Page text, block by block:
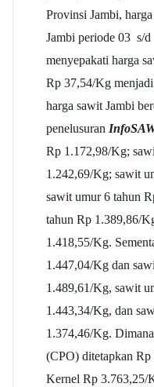
Provinsi Jambi,
Jambi periode 03 s/
menyepakati harga
Rp 37,54/Kg
harga sawit Jambi
penelusuran
Rp 1.172,98/Kg;
1.242,69/Kg; sawit
sawit umur 6 tahun
tahun Rp 1.389,86/
1.418,55/Kg.
1.447,04/Kg dan
1.489,61/Kg, sawit
1.443,34/Kg, dan
1.374,46/Kg.
(CPO) ditetapkan
Kernel Rp 3.763,25/